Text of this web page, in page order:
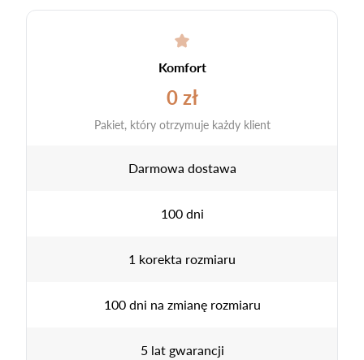
Komfort
0 zł
Pakiet, który otrzymuje każdy klient
Darmowa dostawa
100 dni
1 korekta rozmiaru
100 dni na zmianę rozmiaru
5 lat gwarancji